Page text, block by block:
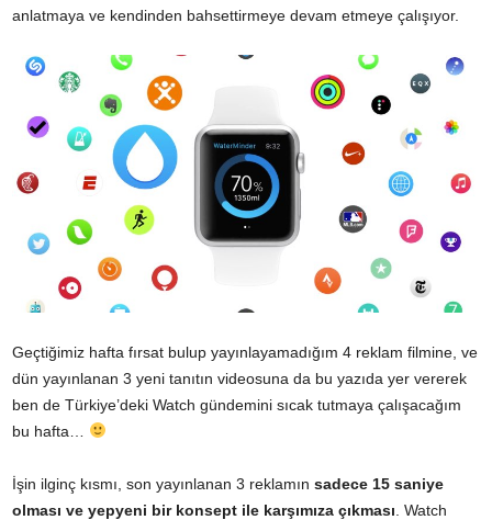
anlatmaya ve kendinden bahsettirmeye devam etmeye çalışıyor.
Geçtiğimiz hafta fırsat bulup yayınlayamadığım 4 reklam filmine, ve
dün yayınlanan 3 yeni tanıtın videosuna da bu yazıda yer vererek
ben de Türkiye’deki Watch gündemini sıcak tutmaya çalışacağım
bu hafta…
İşin ilginç kısmı, son yayınlanan 3 reklamın sadece 15 saniye
olması ve yepyeni bir konsept ile karşımıza çıkması . Watch